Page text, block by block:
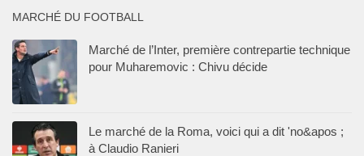
MARCHÉ DU FOOTBALL
Marché de l’Inter, première contrepartie technique
pour Muharemovic : Chivu décide
Le marché de la Roma, voici qui a dit 'no&apos ;
à Claudio Ranieri